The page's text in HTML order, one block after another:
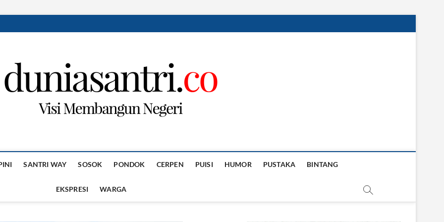
SANTRI WAY SOSOK PONDOK CERPEN PUISI HUMOR PUSTAKA BINTANG
EKSPRESI WARGA